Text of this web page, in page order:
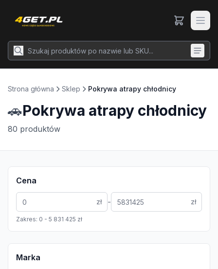
Strona główna Sklep Pokrywa atrapy chłodnicy
🚗Pokrywa atrapy chłodnicy
80 produktów
Cena
zł - zł
Zakres: 0 - 5 831 425 zł
Marka